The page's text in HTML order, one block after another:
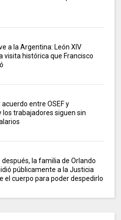
a la Argentina: León XIV
visita histórica que Francisco
entre OSEF y
trabajadores siguen sin
después, la familia de Orlando
públicamente a la Justicia
el cuerpo para poder despedirlo